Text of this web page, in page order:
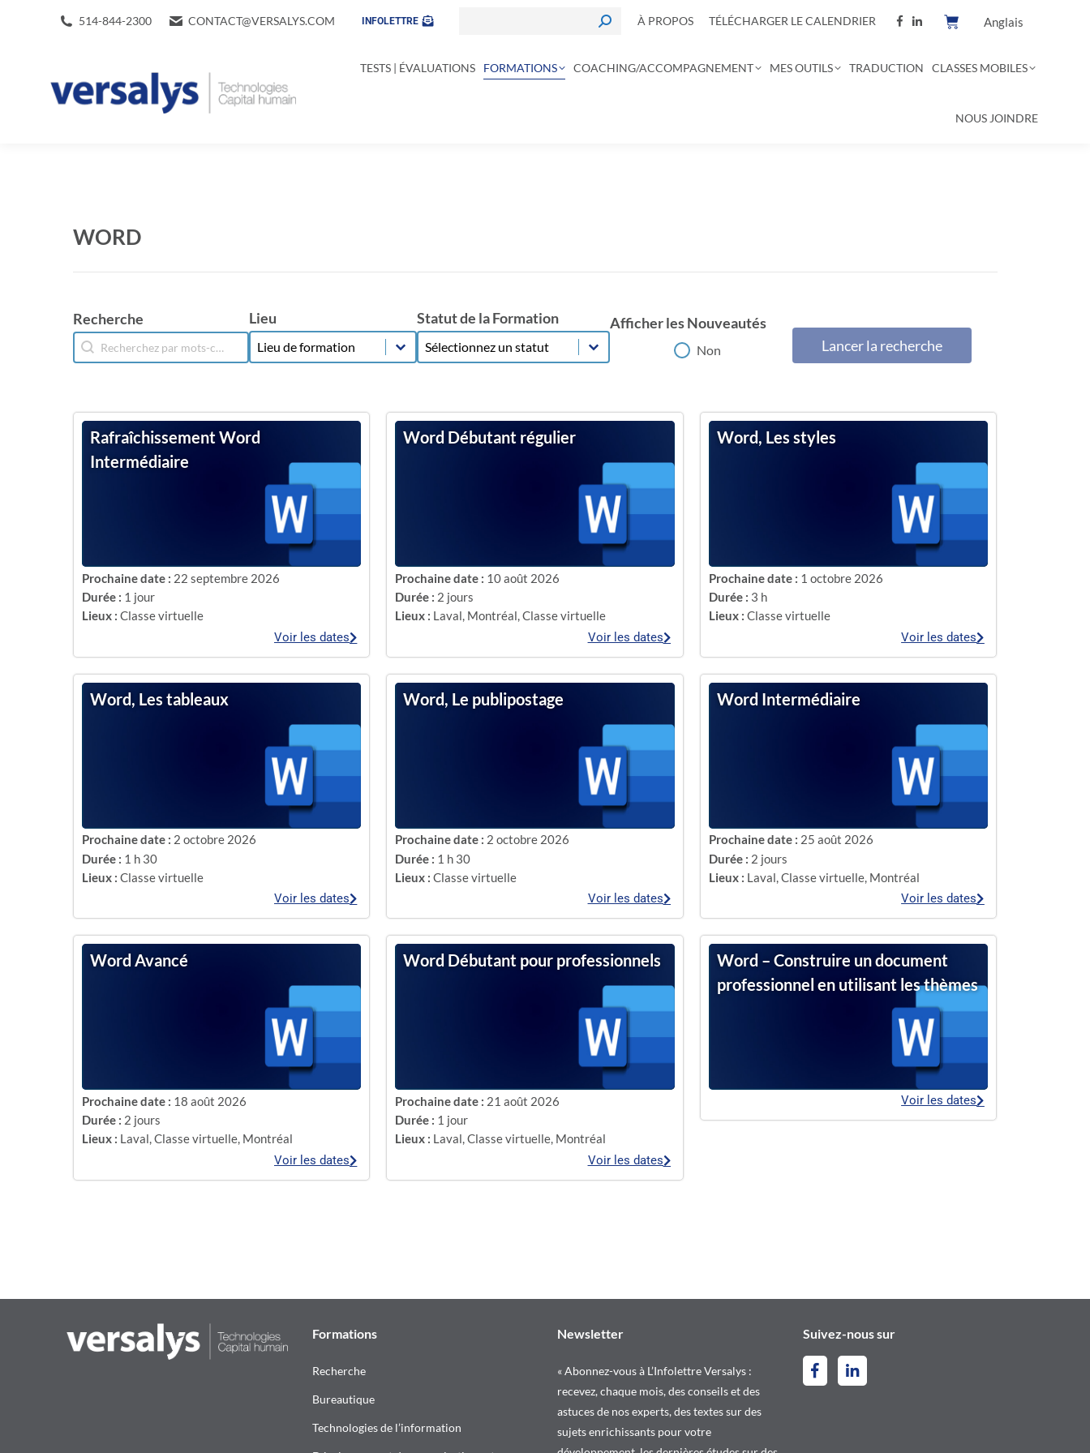
514-844-2300 CONTACT@VERSALYS.COM INFOLETTRE À PROPOS TÉLÉCHARGER LE CALENDRIER Anglais
TESTS | ÉVALUATIONS FORMATIONS COACHING/ACCOMPAGNEMENT MES OUTILS TRADUCTION CLASSES MOBILES
NOUS JOINDRE
WORD
Recherche
Recherche
Recherche
Lieu
Lieu
Lieu
Statut de la Formation
Statut de la Formation
Statut de la Formation
Afficher les Nouveautés
Afficher les Nouveautés
Non Lancer la recherche
Rafraîchissement Word
Intermédiaire
Prochaine date : 22 septembre 2026
Durée : 1 jour
Lieux : Classe virtuelle
Voir les dates
Word Débutant régulier
Prochaine date : 10 août 2026
Durée : 2 jours
Lieux : Laval, Montréal,Classe virtuelle
Voir les dates
Word, Les styles
Prochaine date : 1 octobre 2026
Durée : 3 h
Lieux : Classe virtuelle
Voir les dates
Word, Les tableaux
Prochaine date : 2 octobre 2026
Durée : 1 h 30
Lieux : Classe virtuelle
Voir les dates
Word, Le publipostage
Prochaine date : 2 octobre 2026
Durée : 1 h 30
Lieux : Classe virtuelle
Voir les dates
Word Intermédiaire
Prochaine date : 25 août 2026
Durée : 2 jours
Lieux : Laval,Classe virtuelle, Montréal
Voir les dates
Word Avancé
Prochaine date : 18 août 2026
Durée : 2 jours
Lieux : Laval,Classe virtuelle, Montréal
Voir les dates
Word Débutant pour professionnels
Prochaine date : 21 août 2026
Durée : 1 jour
Lieux : Laval,Classe virtuelle, Montréal
Voir les dates
Word – Construire un document
professionnel en utilisant les thèmes
Voir les dates
Formations
Recherche
Bureautique
Technologies de l’information
Newsletter
« Abonnez-vous à L’Infolettre Versalys :
recevez, chaque mois, des conseils et des
astuces de nos experts, des textes sur des
sujets enrichissants pour votre
Suivez-nous sur